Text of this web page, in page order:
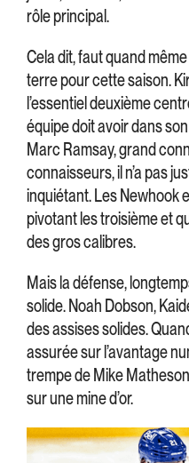
rôle principal.
Cela dit, faut quand
terre pour cette saison.
l’essentiel deuxième
équipe doit avoir dans
Marc Ramsay, grand
connaisseurs, il n’a pas
inquiétant. Les Newhook
pivotant les troisième et
des gros calibres.
Mais la défense,
solide. Noah Dobson,
des assises solides.
assurée sur l’avantage
trempe de Mike
sur une mine d’or.